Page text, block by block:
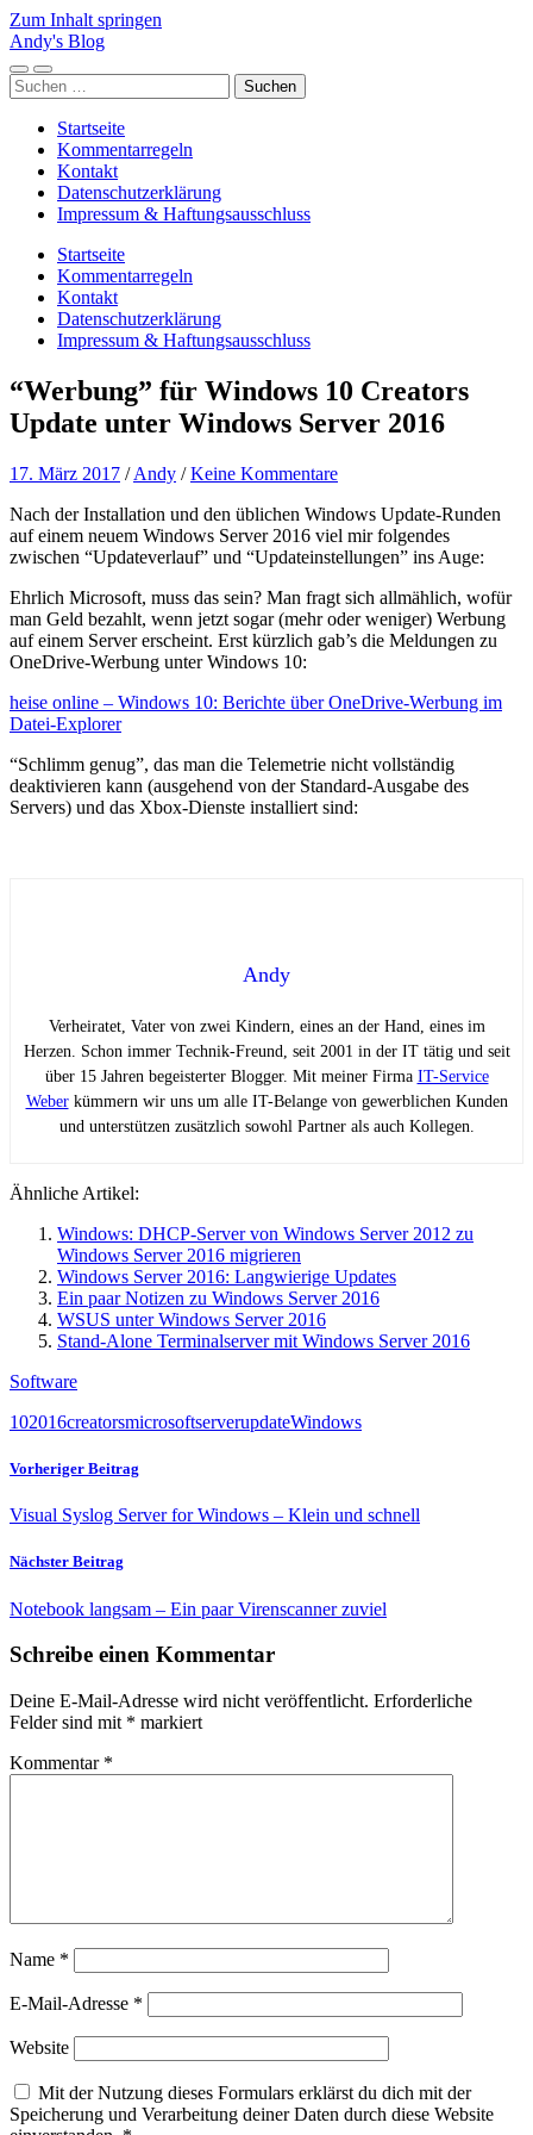
Zum Inhalt springen
Andy's Blog
Mobile-
Menü
Suchfeld
ein-/ausblenden
Suchen
nach:
Startseite
Kommentarregeln
Kontakt
Datenschutzerklärung
Impressum & Haftungsausschluss
Startseite
Kommentarregeln
Kontakt
Datenschutzerklärung
Impressum & Haftungsausschluss
“Werbung” für Windows 10 Creators
Update unter Windows Server 2016
17. März 2017 /Andy /Keine Kommentare
Nach der Installation und den üblichen Windows Update-Runden
auf einem neuem Windows Server 2016 viel mir folgendes
zwischen “Updateverlauf” und “Updateinstellungen” ins Auge:
Ehrlich Microsoft, muss das sein? Man fragt sich allmählich, wofür
man Geld bezahlt, wenn jetzt sogar (mehr oder weniger) Werbung
auf einem Server erscheint. Erst kürzlich gab’s die Meldungen zu
OneDrive-Werbung unter Windows 10:
heise online – Windows 10: Berichte über OneDrive-Werbung im
Datei-Explorer
“Schlimm genug”, das man die Telemetrie nicht vollständig
deaktivieren kann (ausgehend von der Standard-Ausgabe des
Servers) und das Xbox-Dienste installiert sind:
Andy
Verheiratet, Vater von zwei Kindern, eines an der Hand, eines im
Herzen. Schon immer Technik-Freund, seit 2001 in der IT tätig und seit
über 15 Jahren begeisterter Blogger. Mit meiner Firma IT-Service
Weberkümmern wir uns um alle IT-Belange von gewerblichen Kunden
und unterstützen zusätzlich sowohl Partner als auch Kollegen.
Ähnliche Artikel:
Windows: DHCP-Server von Windows Server 2012 zu
Windows Server 2016 migrieren
Windows Server 2016: Langwierige Updates
Ein paar Notizen zu Windows Server 2016
WSUS unter Windows Server 2016
Stand-Alone Terminalserver mit Windows Server 2016
Software
102016creatorsmicrosoftserverupdateWindows
Vorheriger Beitrag
Visual Syslog Server for Windows – Klein und schnell
Nächster Beitrag
Notebook langsam – Ein paar Virenscanner zuviel
Schreibe einen Kommentar
Deine E-Mail-Adresse wird nicht veröffentlicht. Erforderliche
Felder sind mit * markiert
Kommentar *
Name *
E-Mail-Adresse *
Website
Mit der Nutzung dieses Formulars erklärst du dich mit der
Speicherung und Verarbeitung deiner Daten durch diese Website